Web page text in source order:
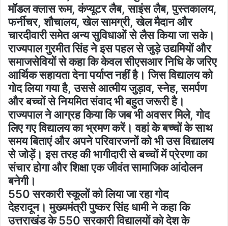
मॉडल क्लास रूम, कंप्यूटर लैब, साइंस लैब, पुस्तकालय,
फर्नीचर, शौचालय, खेल सामग्री, खेल मैदान और
चारदीवारी समेत अन्य सुविधाओं से लैस किया जा सके।
राज्यपाल गुरमीत सिंह ने इस पहल से जुड़े उद्यमियों और
समाजसेवियों से कहा कि केवल सीएसआर निधि के जरिए
आर्थिक सहायता देना पर्याप्त नहीं है। जिस विद्यालय को
गोद लिया गया है, उससे आत्मीय जुड़ाव, स्नेह, समर्पण
और बच्चों से नियमित संवाद भी बहुत जरूरी है।
राज्यपाल ने आग्रह किया कि जब भी अवसर मिले, गोद
लिए गए विद्यालय का भ्रमण करें। वहां के बच्चों के साथ
समय बिताएं और अपने परिवारजनों को भी उस विद्यालय
से जोड़ें। इस तरह की भागीदारी से बच्चों में प्रेरणा का
संचार होगा और शिक्षा एक जीवंत सामाजिक आंदोलन
बनेगी।
550 सरकारी स्कूलों को लिया जा रहा गोद
देहरादून। मुख्यमंत्री पुष्कर सिंह धामी ने कहा कि
उत्तराखंड के 550 सरकारी विद्यालयों को देश के